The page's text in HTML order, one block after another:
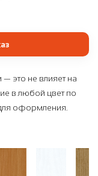
это не влияет на
в любой цвет по
оформления.